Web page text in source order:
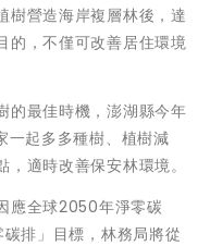
樹營造海岸複層林後，達
的，不僅可改善居住環境
的最佳時機，澎湖縣今年
一起多多種樹、植樹減
適時改善保安林環境。
應全球2050年淨零碳
排」目標，林務局將從